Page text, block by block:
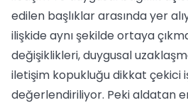
edilen başlıklar arasında yer
ilişkide aynı şekilde ortaya
değişiklikleri, duygusal
iletişim kopukluğu dikkat çekici
değerlendiriliyor. Peki aldatan